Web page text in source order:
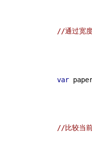
//通过宽
var
//比较当前